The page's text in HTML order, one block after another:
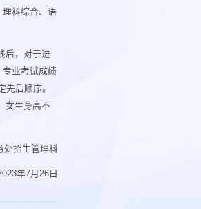
科综合、语
后，对于进
专业考试成绩
后顺序。
女生身高不
处招生管理科
年7月26日